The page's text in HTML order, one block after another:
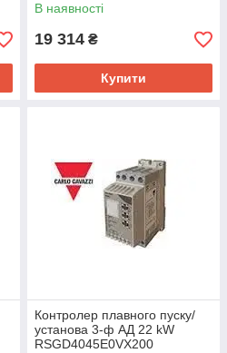
В наявності
19 314 ₴
Купити
Контролер плавного пуску/
установа 3-ф АД 22 kW
RSGD4045E0VX200